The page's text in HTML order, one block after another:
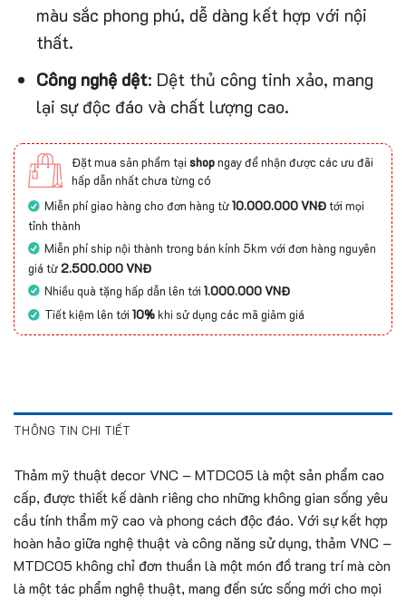
màu sắc phong phú, dễ dàng kết hợp với nội
thất.
Công nghệ dệt: Dệt thủ công tinh xảo, mang
lại sự độc đáo và chất lượng cao.
Đặt mua sản phẩm tại shopngay để nhận được các ưu đãi
hấp dẫn nhất chưa từng có
Miễn phí giao hàng cho đơn hàng từ10.000.000 VNĐtới mọi
tỉnh thành
Miễn phí ship nội thành trong bán kính 5km với đơn hàng nguyên
giá từ2.500.000 VNĐ
Nhiều quà tặng hấp dẫn lên tới1.000.000 VNĐ
Tiết kiệm lên tới10%khi sử dụng các mã giảm giá
THÔNG TIN CHI TIẾT
Thảm mỹ thuật decor VNC – MTDC05 là một sản phẩm cao
cấp, được thiết kế dành riêng cho những không gian sống yêu
cầu tính thẩm mỹ cao và phong cách độc đáo. Với sự kết hợp
hoàn hảo giữa nghệ thuật và công năng sử dụng, thảm VNC –
MTDC05 không chỉ đơn thuần là một món đồ trang trí mà còn
là một tác phẩm nghệ thuật, mang đến sức sống mới cho mọi